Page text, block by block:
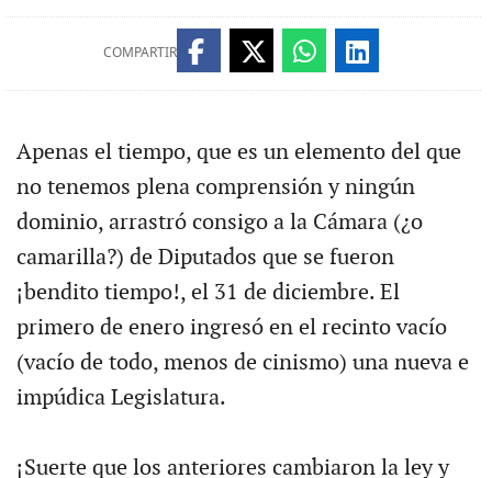
COMPARTIR
Apenas el tiempo, que es un elemento del que
no tenemos plena comprensión y ningún
dominio, arrastró consigo a la Cámara (¿o
camarilla?) de Diputados que se fueron
¡bendito tiempo!, el 31 de diciembre. El
primero de enero ingresó en el recinto vacío
(vacío de todo, menos de cinismo) una nueva e
impúdica Legislatura.
¡Suerte que los anteriores cambiaron la ley y